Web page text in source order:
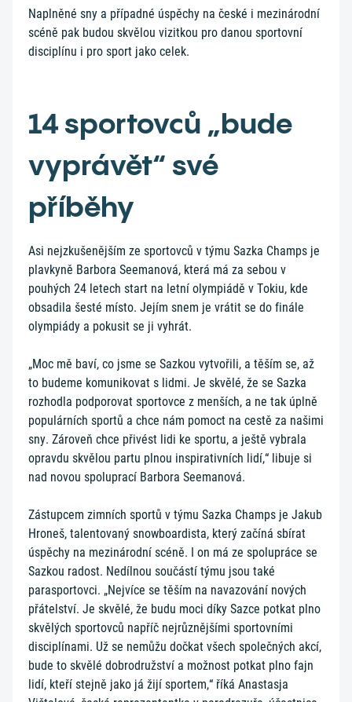
Naplněné sny a případné úspěchy na české i mezinárodní
scéně pak budou skvělou vizitkou pro danou sportovní
disciplínu i pro sport jako celek.
14 sportovců „bude
vyprávět“ své
příběhy
Asi nejzkušenějším ze sportovců v týmu Sazka Champs je
plavkyně Barbora Seemanová, která má za sebou v
pouhých 24 letech start na letní olympiádě v Tokiu, kde
obsadila šesté místo. Jejím snem je vrátit se do finále
olympiády a pokusit se ji vyhrát.
„Moc mě baví, co jsme se Sazkou vytvořili, a těším se, až
to budeme komunikovat s lidmi. Je skvělé, že se Sazka
rozhodla podporovat sportovce z menších, a ne tak úplně
populárních sportů a chce nám pomoct na cestě za našimi
sny. Zároveň chce přivést lidi ke sportu, a ještě vybrala
opravdu skvělou partu plnou inspirativních lidí,“ libuje si
nad novou spoluprací Barbora Seemanová.
Zástupcem zimních sportů v týmu Sazka Champs je Jakub
Hroneš, talentovaný snowboardista, který začíná sbírat
úspěchy na mezinárodní scéně. I on má ze spolupráce se
Sazkou radost. Nedílnou součástí týmu jsou také
parasportovci. „Nejvíce se těším na navazování nových
přátelství. Je skvělé, že budu moci díky Sazce potkat plno
skvělých sportovců napříč nejrůznějšími sportovními
disciplínami. Už se nemůžu dočkat všech společných akcí,
bude to skvělé dobrodružství a možnost potkat plno fajn
lidí, kteří stejně jako já žijí sportem,“ říká Anastasja